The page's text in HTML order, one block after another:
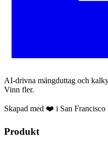
AI-drivna mängduttag och
Vinn fler.
Skapad med ❤️ i San Francisco
Produkt